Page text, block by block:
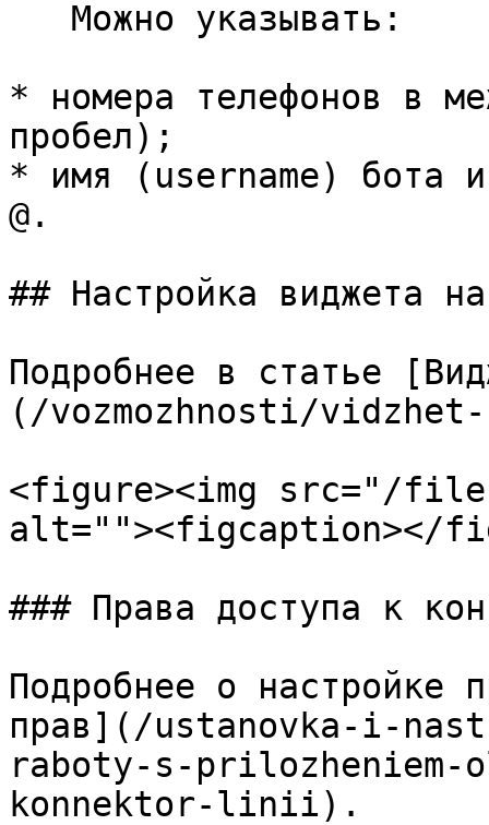
* номера телефонов в
пробел);
* имя (username) бота и
@.
## Настройка виджета
Подробнее в статье
(/vozmozhnosti/
<figure><img src="/
alt=""><figcaption></
### Права доступа к
Подробнее о настройке
прав](/ustanovka-i-
raboty-s-prilozheniem-
konnektor-linii).